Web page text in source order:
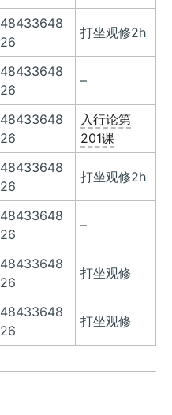
48433648
26
打坐观修2h
48433648
26
–
48433648
26
入行论第
201课
48433648
26
打坐观修2h
48433648
26
–
48433648
26
打坐观修
48433648
26
打坐观修